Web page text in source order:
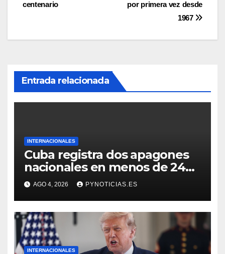
entradas
por primera vez desde
1967
centenario
Entrada relacionada
INTERNACIONALES
Cuba registra dos apagones
nacionales en menos de 24
horas
AGO 4, 2026 PYNOTICIAS.ES
INTERNACIONALES